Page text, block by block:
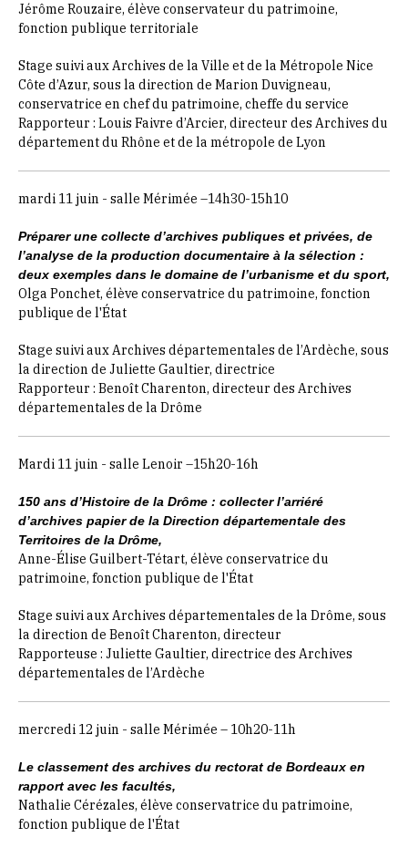
Jérôme Rouzaire, élève conservateur du patrimoine,
fonction publique territoriale
Stage suivi auxArchives de la Ville et de la Métropole Nice
Côte d’Azur, sous la direction de Marion Duvigneau,
conservatrice en chef du patrimoine, cheffe du service
Rapporteur : Louis Faivre d’Arcier, directeur des Archives du
département du Rhône et de la métropole de Lyon
mardi 11 juin - salle Mérimée –14h30-15h10
Préparer une collecte d’archives publiques et privées, de
l’analyse de la production documentaire à la sélection :
deux exemples dans le domaine de l’urbanisme et du sport,
Olga Ponchet, élève conservatrice du patrimoine, fonction
publique de l'État
Stage suivi aux Archives départementales de l’Ardèche, sous
la direction de Juliette Gaultier, directrice
Rapporteur : Benoît Charenton, directeur des Archives
départementales de la Drôme
Mardi 11 juin - salle Lenoir –15h20-16h
150 ans d’Histoire de la Drôme : collecter l’arriéré
d’archives papier de la Direction départementale des
Territoires de la Drôme,
Anne-Élise Guilbert-Tétart, élève conservatrice du
patrimoine, fonction publique de l'État
Stage suivi aux Archives départementales de la Drôme, sous
la direction de Benoît Charenton, directeur
Rapporteuse : Juliette Gaultier, directrice des Archives
départementales de l’Ardèche
mercredi 12 juin - salle Mérimée – 10h20-11h
Le classement des archives du rectorat de Bordeaux en
rapport avec les facultés,
Nathalie Cérézales, élève conservatrice du patrimoine,
fonction publique de l'État